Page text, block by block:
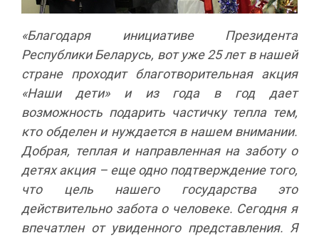
«Благодаря инициативе Президента
Республики Беларусь, вот уже 25 лет в нашей
стране проходит благотворительная акция
«Наши дети» и из года в год дает
возможность подарить частичку тепла тем,
кто обделен и нуждается в нашем внимании.
Добрая, теплая и направленная на заботу о
детях акция – еще одно подтверждение того,
что цель нашего государства это
действительно забота о человеке. Сегодня я
впечатлен от увиденного представления. Я